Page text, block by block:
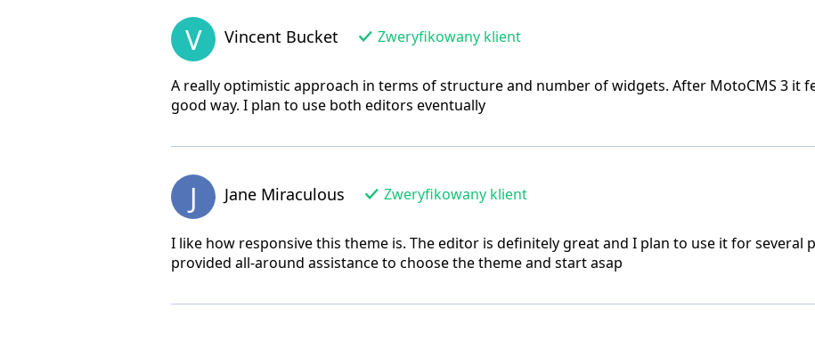
V Vincent Bucket Zweryfikowany klient
A really optimistic approach in terms of structure and number of widgets. After MotoCMS 3 it
good way. I plan to use both editors eventually
J Jane Miraculous Zweryfikowany klient
I like how responsive this theme is. The editor is definitely great and I plan to use it for several
provided all-around assistance to choose the theme and start asap